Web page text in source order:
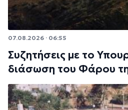
07.08.2026 · 06:55
Συζητήσεις με το
διάσωση του Φάρου